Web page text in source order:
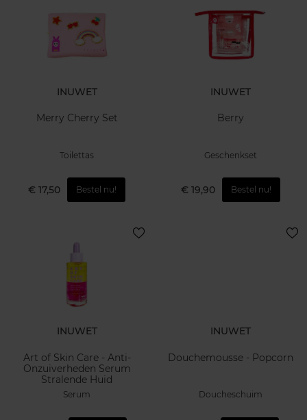
INUWET
Merry Cherry Set
Toilettas
€ 17,50 Bestel nu!
INUWET
Berry
Geschenkset
€ 19,90 Bestel nu!
INUWET
Art of Skin Care - Anti-
Onzuiverheden Serum
Stralende Huid
Serum
INUWET
Douchemousse - Popcorn
Doucheschuim